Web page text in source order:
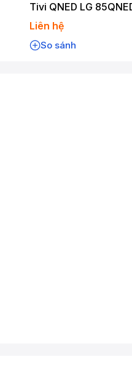
Tivi QNED LG
Liên hệ
So sánh